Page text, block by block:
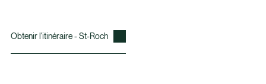
Obtenir l'itinéraire - St-Roch